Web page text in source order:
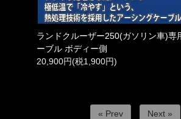
ランドクルーザー250(ガソリン車)専
ーブル ボディー側
20,900円(税1,900円)
« Prev Next »